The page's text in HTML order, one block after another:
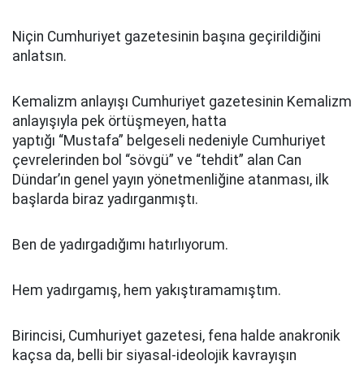
Niçin Cumhuriyet gazetesinin başına geçirildiğini
anlatsın.
Kemalizm anlayışı Cumhuriyet gazetesinin Kemalizm
anlayışıyla pek örtüşmeyen, hatta
yaptığı “Mustafa” belgeseli nedeniyle Cumhuriyet
çevrelerinden bol “sövgü” ve “tehdit” alan Can
Dündar’ın genel yayın yönetmenliğine atanması, ilk
başlarda biraz yadırganmıştı.
Ben de yadırgadığımı hatırlıyorum.
Hem yadırgamış, hem yakıştıramamıştım.
Birincisi, Cumhuriyet gazetesi, fena halde anakronik
kaçsa da, belli bir siyasal-ideolojik kavrayışın